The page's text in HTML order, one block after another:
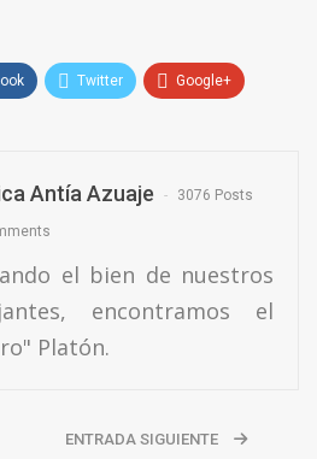
Twitter Google+
Antía Azuaje 3076 Posts
el bien de nuestros
encontramos el
Platón.
ENTRADA SIGUIENTE